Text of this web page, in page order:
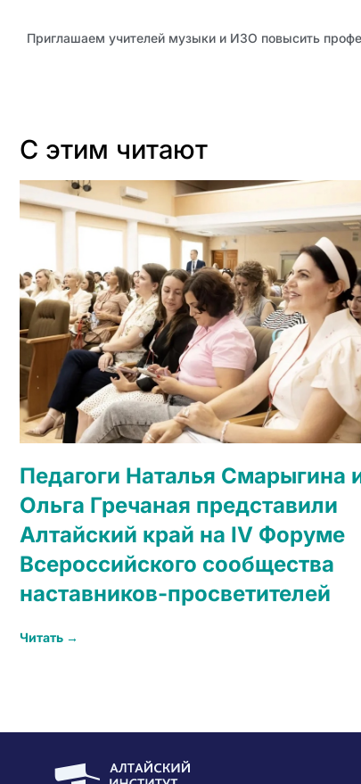
Приглашаем учителей музыки и ИЗО повысить
С этим читают
Педагоги Наталья Смарыгина
Ольга Гречаная представили
Алтайский край на IV Форуме
Всероссийского сообщества
наставников-просветителей
Читать →